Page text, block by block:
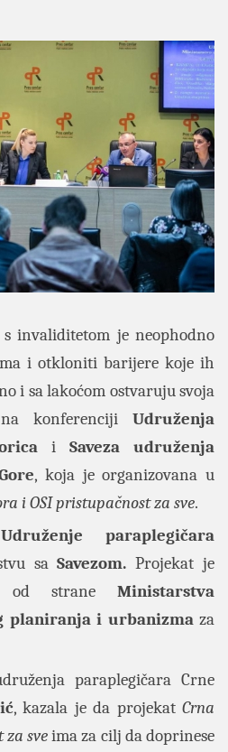
invaliditetom je neophodno
i otkloniti barijere koje ih
i sa lakoćom ostvaruju svoja
konferenciji Udruženja
i Saveza udruženja
, koja je organizovana u
i OSI pristupačnost za sve.
Udruženje paraplegičara
saSavezom. Projekat je
od strane Ministarstva
planiranja i urbanizmaza
paraplegičara Crne
, kazala je da projekatCrna
za sveima za cilj da doprinese